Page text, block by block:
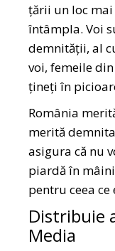
țării un loc
întâmpla. Voi
demnității, al
voi, femeile
țineți în
România
merită
asigura că nu
piardă în
pentru ceea
Distribuie
Media